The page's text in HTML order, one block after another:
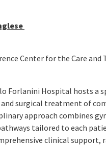
Center for the Care
Forlanini Hospital hosts a
surgical treatment of
approach combines
tailored to each
clinical